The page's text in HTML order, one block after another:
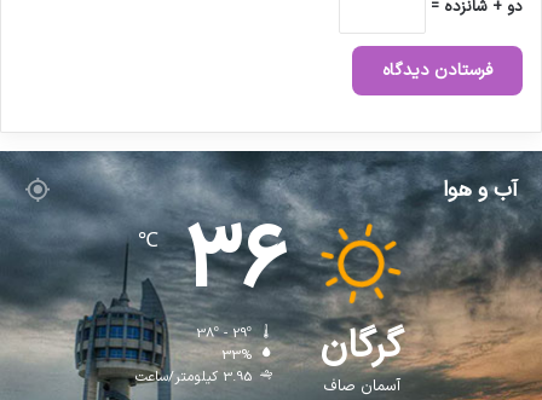
دو + شانزده =
آب و هوا
گرگان
آسمان صاف
36
℃
38º - 29º
33%
3.95 کیلومتر/ساعت